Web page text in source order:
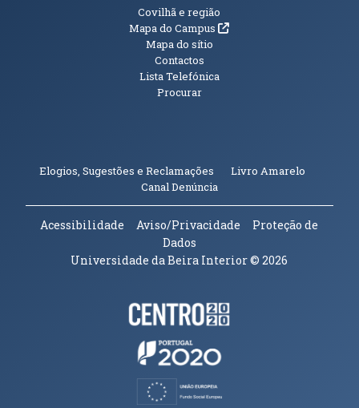
Informações Adicionais
Covilhã e região
Mapa do Campus(abre em nova janela)
Mapa do sítio
Contactos
Lista Telefónica
Procurar
Elogios, Sugestões e Reclamações Livro Amarelo
Canal Denúncia(abre em nova janela)
Acessibilidade Aviso/Privacidade
Proteção de
Dados
Universidade da Beira Interior© 2026
Parceiros e Financiadores